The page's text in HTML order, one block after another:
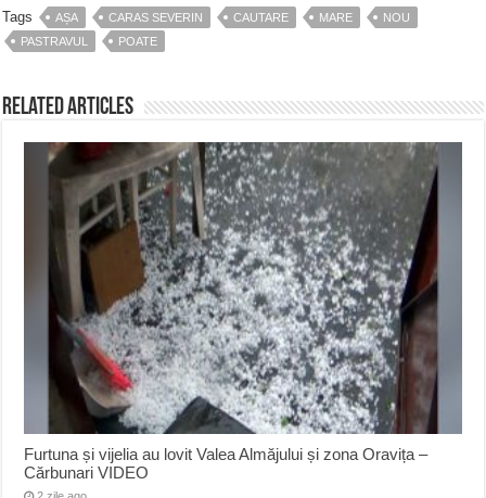
Tags AȘA CARAS SEVERIN CAUTARE MARE
NOU
PASTRAVUL
POATE
Related Articles
Furtuna și vijelia au lovit Valea Almăjului și zona Oravița –
Cărbunari VIDEO
2 zile ago